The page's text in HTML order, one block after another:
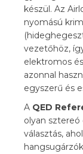
készül. Az
nyomású
vezetőhöz,
elektromos
azonnal
egyszerű és
A QED
olyan
választás,